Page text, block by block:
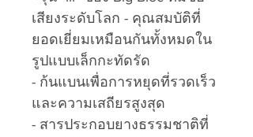
เสียงระดับโลก - คุณสมบัติที่
ยอดเยี่ยมเหมือนกันทั้งหมดใน
รูปแบบเล็กกะทัดรัด
- ก้นแบนเพื่อการหยุดที่รวดเร็ว
และความเสถียรสูงสุด
- สารประกอบยางธรรมชาติที่